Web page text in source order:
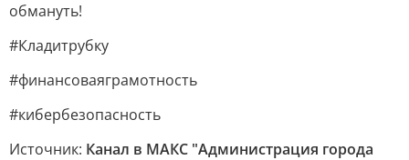
обмануть!
#Кладитрубку
#финансоваяграмотность
#кибербезопасность
Источник: Канал в МАКС "Администрация города